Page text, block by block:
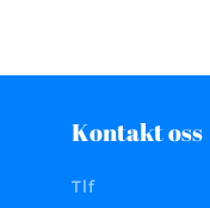
Kontakt oss
Tlf